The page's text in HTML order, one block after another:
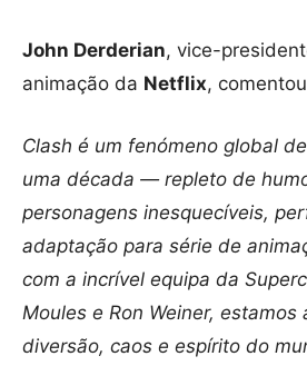
John Derderian, vice-
animação da Netflix,
Clash é um fenómeno global
uma década — repleto de
personagens inesquecíveis,
adaptação para série de
com a incrível equipa da
Moules e Ron Weiner, estamos
diversão, caos e espírito do